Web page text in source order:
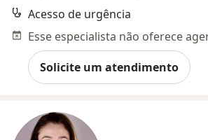
Acesso de urgência
Solicite um atendimento